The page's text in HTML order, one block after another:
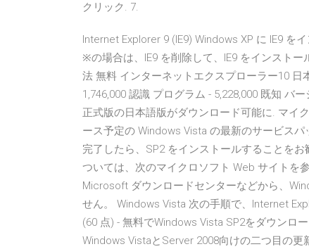
クリック. 7.
Internet Explorer 9 (IE9) Windows XP に IE9 を
※の場合は、IE9 を削除して、IE9 をインスト
法 無料 インターネットエクスプローラー10
1,746,000 認識 プログラム - 5,228,000 既知 バ
正式版の日本語版がダウンロード可能に. マイ
ース予定の Windows Vista の最新のサービス
完了したら、SP2 をインストールすることを
ついては、次のマイクロソフト Web サイトを
Microsoft ダウンロードセンターなどから、
せん。 Windows Vista 次の手順で、Internet
(60 点) - 無料でWindows Vista SP2をダウンロ
Windows VistaとServer 2008向けの二つ目の